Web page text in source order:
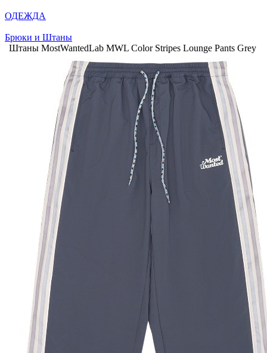
ОДЕЖДА
Брюки и Штаны
Штаны MostWantedLab MWL Color Stripes Lounge Pants Grey